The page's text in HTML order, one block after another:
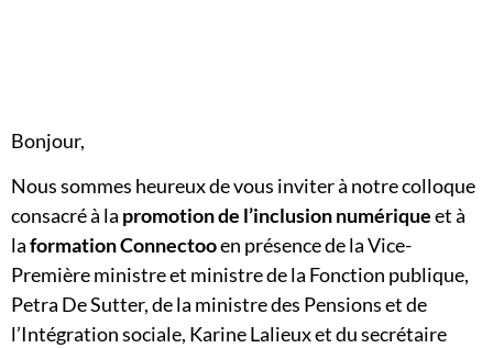
Bonjour,
Nous sommes heureux de vous inviter à notre colloque
consacré à la promotion de l’inclusion numériqueet à
laformation Connectooen présence de la Vice-
Première ministre et ministre de la Fonction publique,
Petra De Sutter, de la ministre des Pensions et de
l’Intégration sociale, Karine Lalieux et du secrétaire